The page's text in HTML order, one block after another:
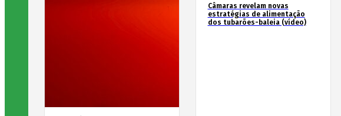
Câmaras revelam novas
estratégias de alimentação
dos tubarões-baleia (vídeo)